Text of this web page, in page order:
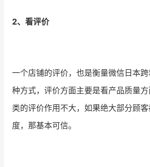
2、看评价
一个店铺的评价，也是衡量微信日本
种方式，评价方面主要是看产品质量
类的评价作用不大，如果绝大部分顾
度，那基本可信。